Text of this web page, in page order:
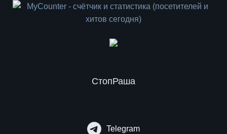
СтопРаша
Telegram